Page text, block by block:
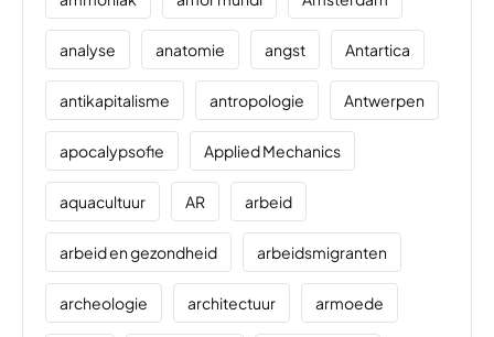
analyse anatomie angst Antartica
antikapitalisme antropologie Antwerpen
apocalypsofie Applied Mechanics
aquacultuur AR arbeid
arbeid en gezondheid arbeidsmigranten
archeologie architectuur armoede